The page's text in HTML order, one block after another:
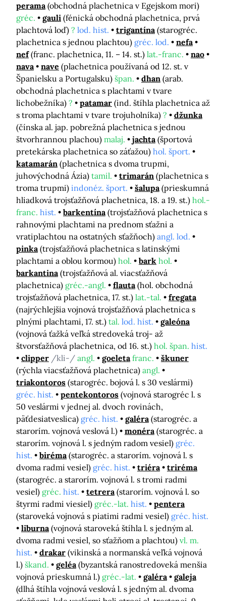
perama (obchodná plachetnica v Egejskom mori)
gréc.
gauli (fénická obchodná plachetnica, prvá
plachtová loď) ? lod. hist. trigantína (starogréc.
plachetnica s jednou plachtou) gréc. lod.
nefa
nef (franc. plachetnica, 11. – 14. st.) lat.-franc.
nao
nava
nave (plachetnica používaná od 12. st. v
Španielsku a Portugalsku) špan. dhan (arab.
obchodná plachetnica s plachtami v tvare
lichobežníka) ? patamar (ind. štíhla plachetnica až
s troma plachtami v tvare trojuholníka) ?
džunka
(čínska al. jap. pobrežná plachetnica s jednou
štvorhrannou plachou) malaj. jachta (športová
pretekárska plachetnica so záťažou) hol. šport.
katamarán (plachetnica s dvoma trupmi,
juhovýchodná Ázia) tamil. trimarán (plachetnica s
troma trupmi) indonéz. šport. šalupa (prieskumná
hliadková trojsťažňová plachetnica, 18. a 19. st.) hol.-
franc. hist. barkentína (trojsťažňová plachetnica s
rahnovými plachtami na prednom sťažni a
vratiplachtou na ostatných sťažňoch) angl. lod.
pinka (trojsťažňová plachetnica s latinskými
plachtami a oblou kormou) hol. bark hol.
barkantina (trojsťažňová al. viacsťažňová
plachetnica) gréc.-angl. flauta (hol. obchodná
trojsťažňová plachetnica, 17. st.) lat.-tal.
fregata
(najrýchlejšia vojnová trojsťažňová plachetnica s
plnými plachtami, 17. st.) tal. lod. hist.
galeóna
(vojnová ťažká veľká stredoveká troj- až
štvorsťažňová plachetnica, od 16. st.) hol. špan. hist.
clipper /kli-/ angl. goeleta franc.
škuner
(rýchla viacsťažňová plachetnica) angl.
triakontoros (starogréc. bojová l. s 30 veslármi)
gréc. hist.
pentekontoros (vojnová starogréc l. s
50 veslármi v jednej al. dvoch rovinách,
päťdesiatveslica) gréc. hist. galéra (starogréc. a
starorím. vojnová veslová l.)
monéra (starogréc. a
starorím. vojnová l. s jedným radom vesiel) gréc.
hist.
biréma (starogréc. a starorím. vojnová l. s
dvoma radmi vesiel) gréc. hist. triéra
triréma
(starogréc. a starorím. vojnová l. s tromi radmi
vesiel) gréc. hist. tetrera (starorím. vojnová l. so
štyrmi radmi viesiel) gréc.-lat. hist.
pentera
(staroveká vojnová s piatimi radmi vesiel) gréc. hist.
liburna (vojnová staroveká štíhla l. s jedným al.
dvoma radmi vesiel, so sťažňom a plachtou) vl. m.
hist.
drakar (vikinská a normanská veľká vojnová
l.) škand. geléa (byzantská ranostredoveká menšia
vojnová prieskumná l.) gréc.-lat. galéra
galeja
(dlhá štíhla vojnová veslová l. s jedným al. dvoma